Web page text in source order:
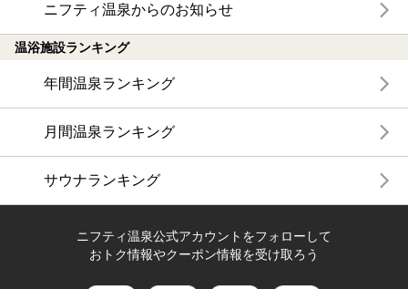
ニフティ温泉からのお知らせ
温浴施設ランキング
年間温泉ランキング
月間温泉ランキング
サウナランキング
ニフティ温泉公式アカウントをフォローして
おトク情報やクーポン情報を受け取ろう